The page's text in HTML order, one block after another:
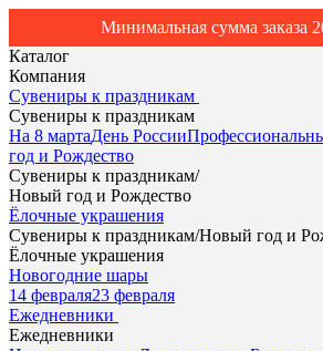
Минимальная сумма заказа
Каталог
Компания
Сувениры к праздникам
Сувениры к праздникам
На 8 мартаДень России
год и Рождество
Сувениры к праздникам/
Новый год и Рождество
Ёлочные украшения
Сувениры к праздникам/Новый год и
Ёлочные украшения
Новогодние шары
14 февраля23 февраля
Ежедневники
Ежедневники